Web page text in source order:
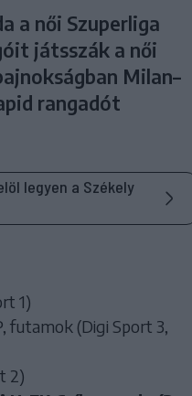
a női Szuperliga
játsszák a női
Milan–
rangadót
legyen a Székely
1)
futamok (Digi Sport 3,
2)